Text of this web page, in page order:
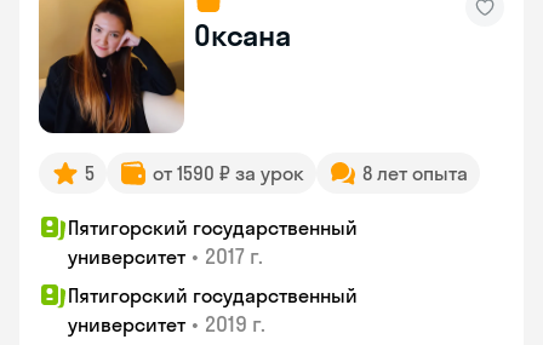
Оксана
5 от 1590 ₽ за урок 8 лет опыта
Пятигорский государственный
университет • 2017 г.
Пятигорский государственный
университет • 2019 г.